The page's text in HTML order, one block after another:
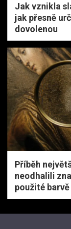
Jak vznikla
jak přesně
dovolenou
Příběh
neodhalili
použité barvě